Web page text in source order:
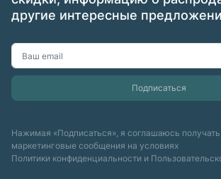
другие интересные
Нажимая «Подписаться», я соглашаюсь
маркетинговые сообщения на условиях
Политики конфиденциальности и